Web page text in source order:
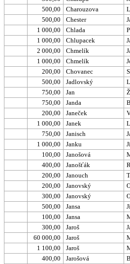
500,00
Charouzova
500,00
Chester
1 000,00
Chlada
1 000,00
Chlupacek
2 000,00
Chmelík
1 000,00
Chmelík
200,00
Chovanec
500,00
Jadlovský
750,00
Jan
750,00
Janda
200,00
Janeček
1 000,00
Janek
750,00
Janisch
1 000,00
Janku
100,00
Janošová
400,00
Janošťák
200,00
Janouch
200,00
Janovský
300,00
Janovský
500,00
Jansa
100,00
Jansa
300,00
Jaroš
60 000,00
Jaroš
1 100,00
Jaroš
400,00
Jarošová